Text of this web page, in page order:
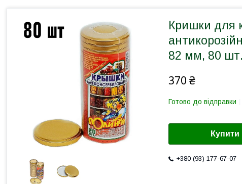
Кришки для
82 мм, 80
370 ₴
Готово до відправки
Купити
+380 (93) 177-67-07